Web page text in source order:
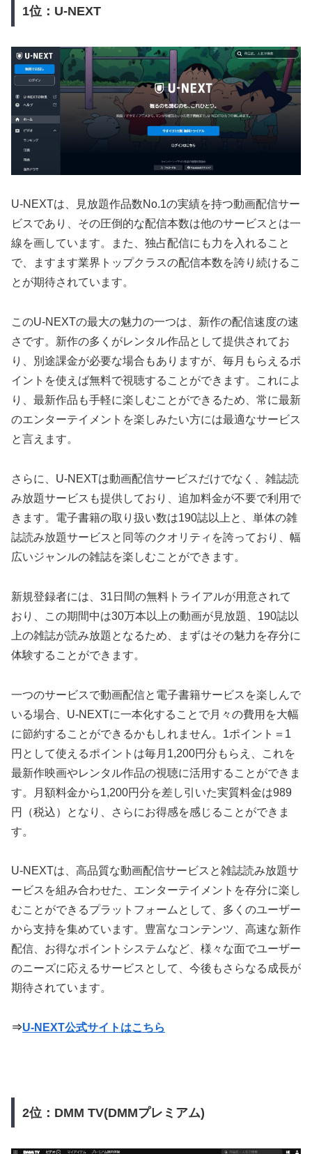
1位：U-NEXT
U-NEXTは、見放題作品数No.1の実績を持つ動画配信サー
ビスであり、その圧倒的な配信本数は他のサービスとは一
線を画しています。また、独占配信にも力を入れること
で、ますます業界トップクラスの配信本数を誇り続けるこ
とが期待されています。
このU-NEXTの最大の魅力の一つは、新作の配信速度の速
さです。新作の多くがレンタル作品として提供されてお
り、別途課金が必要な場合もありますが、毎月もらえるポ
イントを使えば無料で視聴することができます。これによ
り、最新作品も手軽に楽しむことができるため、常に最新
のエンターテイメントを楽しみたい方には最適なサービス
と言えます。
さらに、U-NEXTは動画配信サービスだけでなく、雑誌読
み放題サービスも提供しており、追加料金が不要で利用で
きます。電子書籍の取り扱い数は190誌以上と、単体の雑
誌読み放題サービスと同等のクオリティを誇っており、幅
広いジャンルの雑誌を楽しむことができます。
新規登録者には、31日間の無料トライアルが用意されて
おり、この期間中は30万本以上の動画が見放題、190誌以
上の雑誌が読み放題となるため、まずはその魅力を存分に
体験することができます。
一つのサービスで動画配信と電子書籍サービスを楽しんで
いる場合、U-NEXTに一本化することで月々の費用を大幅
に節約することができるかもしれません。1ポイント＝1
円として使えるポイントは毎月1,200円分もらえ、これを
最新作映画やレンタル作品の視聴に活用することができま
す。月額料金から1,200円分を差し引いた実質料金は989
円（税込）となり、さらにお得感を感じることができま
す。
U-NEXTは、高品質な動画配信サービスと雑誌読み放題サ
ービスを組み合わせた、エンターテイメントを存分に楽し
むことができるプラットフォームとして、多くのユーザー
から支持を集めています。豊富なコンテンツ、高速な新作
配信、お得なポイントシステムなど、様々な面でユーザー
のニーズに応えるサービスとして、今後もさらなる成長が
期待されています。
⇒U-NEXT公式サイトはこちら
2位：DMM TV(DMMプレミアム)